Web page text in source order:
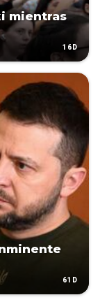
mientras
16D
61D